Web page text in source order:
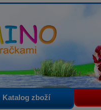
Katalog zboží